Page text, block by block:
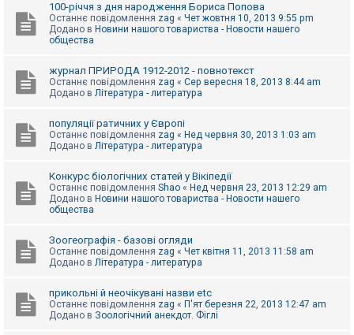
и
е
ш
к
м
г
100-річчя з дня народження Бориса Попова
Останнє повідомлення zag « Чет жовтня 10, 2013 9:55 pm
Додано в Новини нашого товариства - Новости нашего
общества
журнал ПРИРОДА 1912-2012 - повнотекст
Останнє повідомлення zag « Сер вересня 18, 2013 8:44 am
Додано в Література - литература
популяції ратичних у Європі
Останнє повідомлення zag « Нед червня 30, 2013 1:03 am
Додано в Література - литература
Конкурс біологічних статей у Вікіпедії
Останнє повідомлення Shao « Нед червня 23, 2013 12:29 am
Додано в Новини нашого товариства - Новости нашего
общества
Зоогеографія - базові огляди
Останнє повідомлення zag « Чет квітня 11, 2013 11:58 am
Додано в Література - литература
прикольні й неочікувані назви etc
Останнє повідомлення zag « П'ят березня 22, 2013 12:47 am
Додано в Зоологічний анекдот. Фіглі